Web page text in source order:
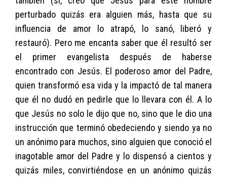
perturbado quizás era alguien más, hasta que su
influencia de amor lo atrapó, lo sanó, liberó y
restauró). Pero me encanta saber que él resultó ser
el primer evangelista después de haberse
encontrado con Jesús. El poderoso amor del Padre,
quien transformó esa vida y la impactó de tal manera
que él no dudó en pedirle que lo llevara con él. A lo
que Jesús no solo le dijo que no, sino que le dio una
instrucción que terminó obedeciendo y siendo ya no
un anónimo para muchos, sino alguien que conoció el
inagotable amor del Padre y lo dispensó a cientos y
quizás miles, convirtiéndose en un anónimo quizás